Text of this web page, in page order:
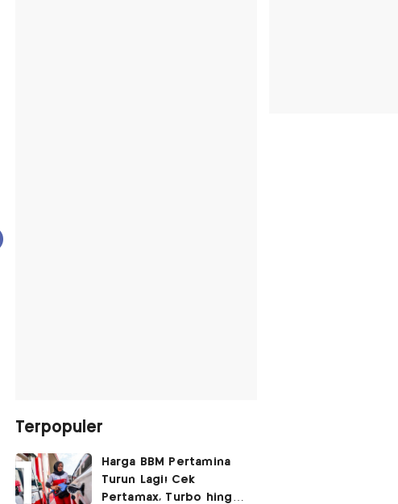
Terpopuler
Harga BBM Pertamina
Turun Lagi! Cek
Pertamax, Turbo hingga